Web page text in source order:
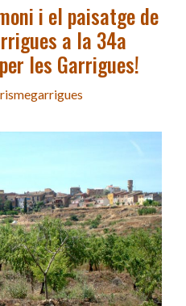
i el paisatge de
a la 34a
les Garrigues!